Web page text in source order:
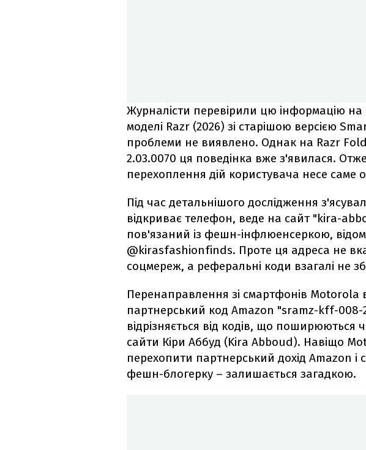
Журналісти перевірили цю інформацію
моделі Razr (2026) зі старішою версією
проблеми не виявлено. Однак на Razr Fold
2.03.0070 ця поведінка вже з'явилася.
перехоплення дій користувача несе саме
Під час детальнішого дослідження
відкриває телефон, веде на сайт "kira-
пов'язаний із фешн-інфлюенсеркою,
@kirasfashionfinds. Проте ця адреса не
соцмереж, а реферальні коди взагалі не
Перенаправлення зі смартфонів Motorola
партнерський код Amazon "sramz-kff-008-
відрізняється від кодів, що поширюються
сайти Кіри Аббуд (Kira Abboud). Навіщо
перехопити партнерський дохід Amazon і
фешн-блогерку – залишається загадкою.